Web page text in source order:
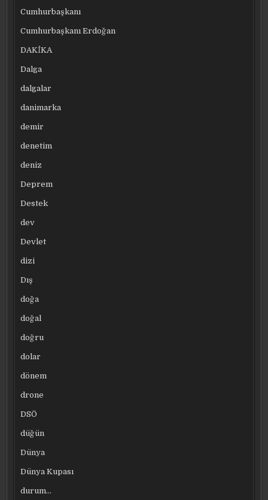
Cumhurbaşkanı
Cumhurbaşkanı Erdoğan
DAKİKA
Dalga
dalgalar
danimarka
demir
denetim
deniz
Deprem
Destek
dev
Devlet
dizi
Dış
doğa
doğal
doğru
dolar
dönem
drone
DSÖ
düğün
Dünya
Dünya Kupası
durum…